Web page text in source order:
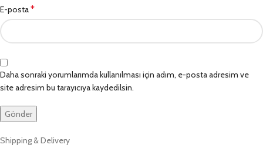
E-posta*
Daha sonraki yorumlarımda kullanılması için adım, e-posta adresim ve
site adresim bu tarayıcıya kaydedilsin.
Shipping & Delivery